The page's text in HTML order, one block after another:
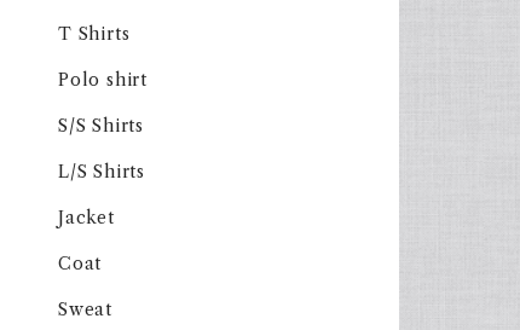
T Shirts
Polo shirt
S/S Shirts
L/S Shirts
Jacket
Coat
Sweat